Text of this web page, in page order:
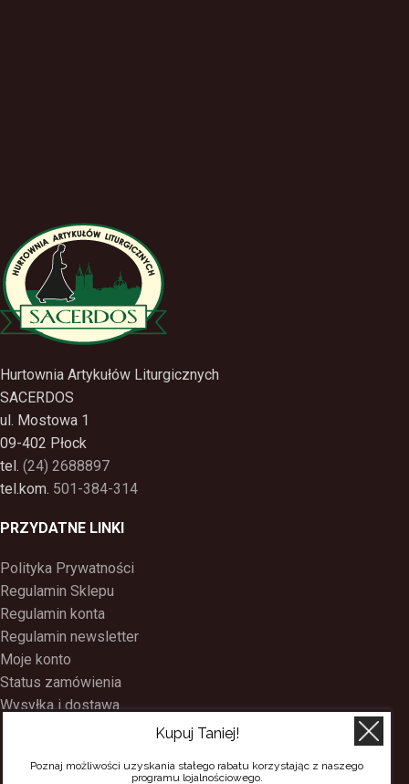
Hurtownia Artykułów Liturgicznych
SACERDOS
ul. Mostowa 1
09-402 Płock
tel. (24) 2688897
tel.kom. 501-384-314
PRZYDATNE LINKI
Polityka Prywatności
Regulamin Sklepu
Regulamin konta
Regulamin newsletter
Moje konto
Status zamówienia
Wysyłka i dostawa
Program Lojalnościowy
Kupuj Taniej!
Poznaj możliwości uzyskania stałego rabatu korzystając z naszego
programu lojalnościowego.